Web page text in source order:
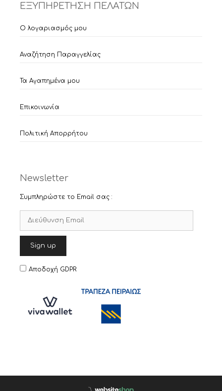
ΕΞΥΠΗΡΕΤΗΣΗ ΠΕΛΑΤΩΝ
Ο λογαριασμός μου
Αναζήτηση Παραγγελίας
Τα Αγαπημένα μου
Επικοινωνία
Πολιτική Απορρήτου
Newsletter
Συμπληρώστε το Email σας :
Αποδοχή GDPR